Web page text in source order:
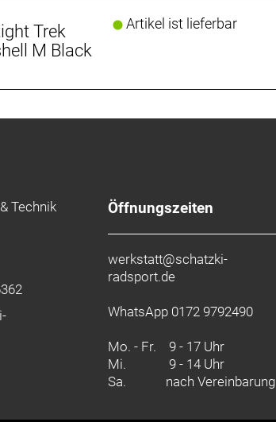
Trek
M Black
Artikel ist lieferbar
Technik
Öffnungszeiten
werkstatt@schatzki-
radsport.de
WhatsApp 0172 9792490
Mo. - Fr. 9 - 17 Uhr
Mi.
9 - 14 Uhr
Sa.
nach Vereinbarung